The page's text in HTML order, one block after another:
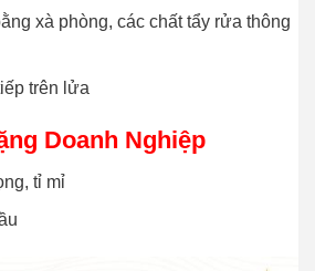
xà phòng, các chất tẩy rửa thông
trên lửa
Doanh Nghiệp
tỉ mỉ